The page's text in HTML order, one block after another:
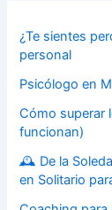
¿Te sientes
personal
Psicólogo en
Cómo superar
funcionan)
🕰️ De la
en Solitario